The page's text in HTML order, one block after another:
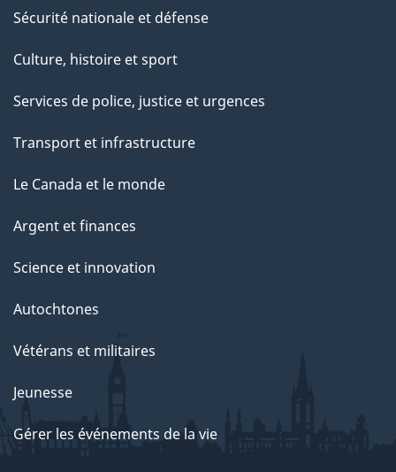
Sécurité nationale et défense
Culture, histoire et sport
Services de police, justice et urgences
Transport et infrastructure
Le Canada et le monde
Argent et finances
Science et innovation
Autochtones
Vétérans et militaires
Jeunesse
Gérer les événements de la vie